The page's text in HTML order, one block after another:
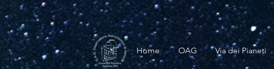
Home OAG Via dei Pianeti